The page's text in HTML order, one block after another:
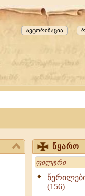
ავტორიზაცია
წყარო
Search
(156)